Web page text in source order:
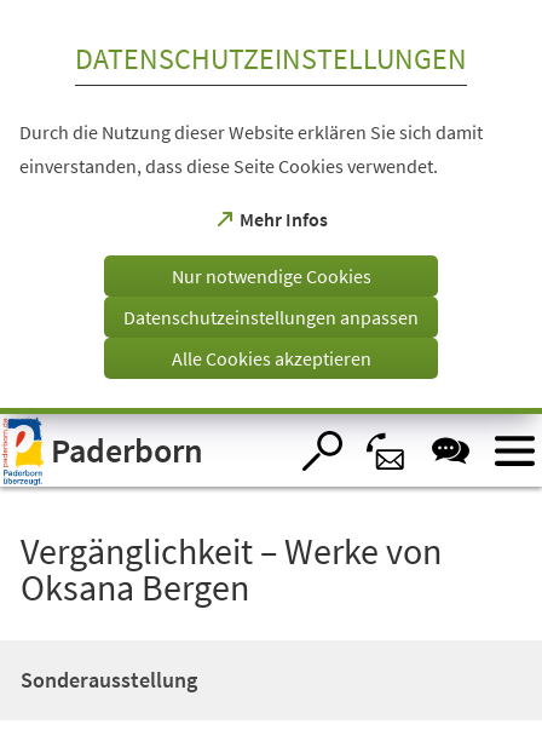
Visuelle
Assistenzsoftware
öffnen.
DATENSCHUTZEINSTELLUNGEN
Durch die Nutzung dieser Website erklären Sie sich damit
einverstanden, dass diese Seite Cookies verwendet.
Mehr Infos
(Öffnet
einem
Tab)
Nur notwendige Cookies
Datenschutzeinstellungen anpassen
Alle Cookies akzeptieren
Paderborn
Vergänglichkeit – Werke von
Oksana Bergen
Sonderausstellung